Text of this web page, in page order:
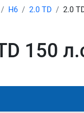
H6 2.0 TD 2.0
150